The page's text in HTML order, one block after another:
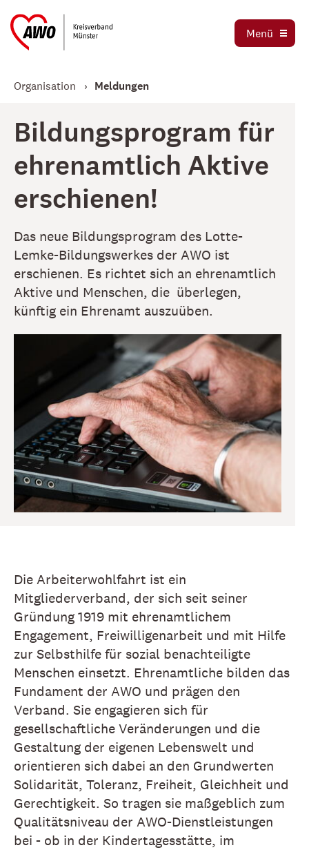
Menü
Ortsvereine
Organisation
Meldungen
Bildungsprogram für
ehrenamtlich Aktive
erschienen!
Das neue Bildungsprogram des Lotte-
Lemke-Bildungswerkes der AWO ist
erschienen. Es richtet sich an ehrenamtlich
Aktive und Menschen, die überlegen,
künftig ein Ehrenamt auszuüben.
Die Arbeiterwohlfahrt ist ein
Mitgliederverband, der sich seit seiner
Gründung 1919 mit ehrenamtlichem
Engagement, Freiwilligenarbeit und mit Hilfe
zur Selbsthilfe für sozial benachteiligte
Menschen einsetzt. Ehrenamtliche bilden das
Fundament der AWO und prägen den
Verband. Sie engagieren sich für
gesellschaftliche Veränderungen und die
Gestaltung der eigenen Lebenswelt und
orientieren sich dabei an den Grundwerten
Solidarität, Toleranz, Freiheit, Gleichheit und
Gerechtigkeit. So tragen sie maßgeblich zum
Qualitätsniveau der AWO-Dienstleistungen
bei - ob in der Kindertagesstätte, im